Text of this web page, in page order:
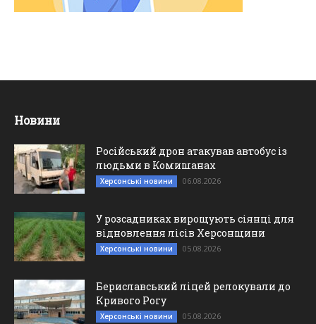
Новини
Російський дрон атакував автобус із
людьми в Комишанах
Херсонські новини 06.08.2026
У розсадниках вирощують сіянці для
відновлення лісів Херсонщини
Херсонські новини 05.08.2026
Бериславський ліцей релокували до
Кривого Рогу
Херсонські новини 05.08.2026